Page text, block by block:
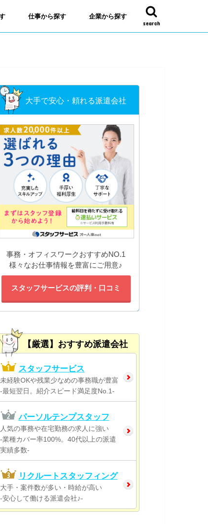
search
仕事から探す 企業から探す
大手で安心・頼れる派遣会社
事務・オフィスワークおすすめNO.1
様々なお仕事情報を豊富にご用意♪
スタッフサービスの評判・口コミ
【厳選】おすすめ派遣会社
スタッフサービス
未経験OKや残業少なめの事務職が豊富
-最短翌日。紹介スピード満足度No.1-
パーソルテンプスタッフ
人気の事務や在宅勤務の求人に強い
-業種カバー率100%。40代以上の派遣
実績多数-
リクルートスタッフィング
大手・案件数が多い・時給が高い
-安心して働ける派遣会社♪-